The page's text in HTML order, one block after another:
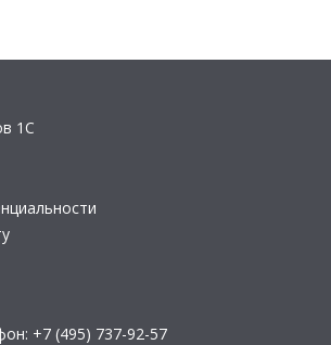
1С
+7 (495) 737-92-57